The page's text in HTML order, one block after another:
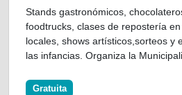
Stands gastronómicos,
foodtrucks, clases de repostería
locales, shows artísticos,sorteos y
las infancias. Organiza la
Gratuita